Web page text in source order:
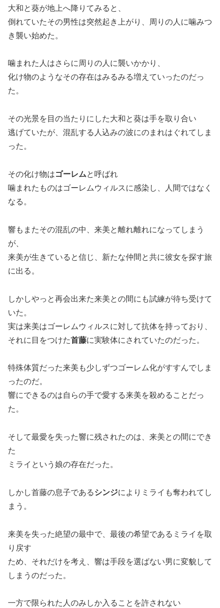
大和と葵が地上へ降りてみると、
倒れていたその男性は突然起き上がり、周りの人に噛みつ
き襲い始めた。
噛まれた人はさらに周りの人に襲いかかり、
化け物のようなその存在はみるみる増えていったのだっ
た。
その光景を目の当たりにした大和と葵は手を取り合い
逃げていたが、混乱する人込みの波にのまれはぐれてしま
った。
その化け物はゴーレムと呼ばれ
噛まれたものはゴーレムウィルスに感染し、人間ではなく
なる。
響もまたその混乱の中、来美と離れ離れになってしまう
が、
来美が生きていると信じ、新たな仲間と共に彼女を探す旅
に出る。
しかしやっと再会出来た来美との間にも試練が待ち受けて
いた。
実は来美はゴーレムウィルスに対して抗体を持っており、
それに目をつけた首藤に実験体にされていたのだった。
特殊体質だった来美も少しずつゴーレム化がすすんでしま
ったのだ。
響にできるのは自らの手で愛する来美を殺めることだっ
た。
そして最愛を失った響に残されたのは、来美との間にでき
た
ミライという娘の存在だった。
しかし首藤の息子であるシンジによりミライも奪われてし
まう。
来美を失った絶望の最中で、最後の希望であるミライを取
り戻す
ため、それだけを考え、響は手段を選ばない男に変貌して
しまうのだった。
一方で限られた人のみしか入ることを許されない